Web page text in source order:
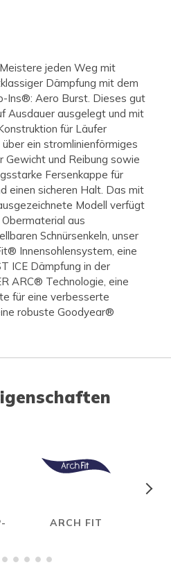
Meistere jeden Weg mit
Dämpfung mit dem
Ins®: Aero Burst. Dieses gut
Ausdauer ausgelegt und mit
für Läufer
ein stromlinienförmiges
Gewicht und Reibung sowie
Fersenkappe für
einen sicheren Halt. Das mit
Modell verfügt
aus
Schnürsenkeln, unser
Innensohlensystem, eine
ICE Dämpfung in der
ARC® Technologie, eine
für eine verbesserte
robuste Goodyear®
ARCH FIT